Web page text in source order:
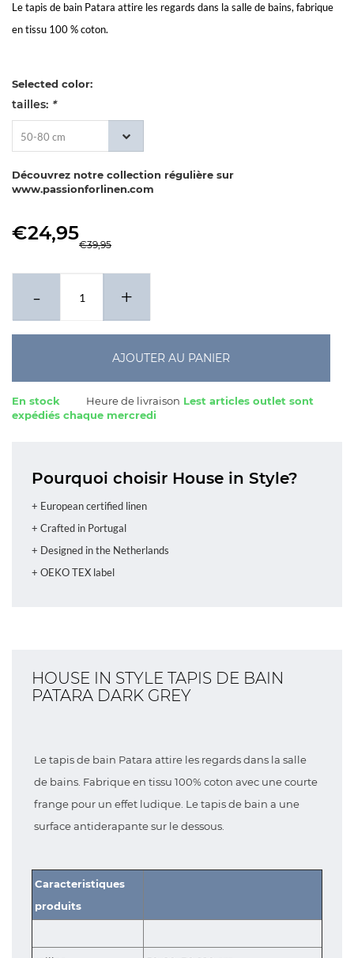
À
Clientèle
Le tapis de bain Patara attire les regards dans la salle de bains, fabrique
en tissu 100 % coton.
Selected color:
tailles: *
50-80 cm
Découvrez notre collection régulière sur
www.passionforlinen.com
€24,95
€39,95
- +
AJOUTER AU PANIER
En stock Heure de livraison Lest articles outlet sont
expédiés chaque mercredi
Pourquoi choisir House in Style?
+ European certified linen
+ Crafted in Portugal
+ Designed in the Netherlands
+ OEKO TEX label
HOUSE IN STYLE TAPIS DE BAIN
PATARA DARK GREY
Le tapis de bain Patara attire les regards dans la salle
de bains. Fabrique en tissu 100% coton avec une courte
frange pour un effet ludique. Le tapis de bain a une
surface antiderapante sur le dessous.
Caracteristiques
produits